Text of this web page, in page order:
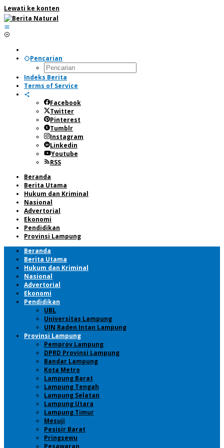
Lewati ke konten
Pencarian
Indeks Berita
Terms of Service
Facebook
Twitter
Pinterest
Tumblr
Instagram
Linkedin
Youtube
RSS
Beranda
Berita Utama
Hukum dan Kriminal
Nasional
Advertorial
Ekonomi
Pendidikan
Provinsi Lampung
Beranda
Berita Utama
Hukum dan Kriminal
Nasional
Advertorial
Ekonomi
Pendidikan
UBL
Universitas Lampung
UIN Raden Intan Lampung
Provinsi Lampung
Pemprov Lampung
DPRD Provinsi Lampung
Bandar Lampung
Kota Metro
Lampung Barat
Lampung Tengah
Lampung Selatan
Lampung Utara
Lampung Timur
Mesuji
Pesisir Barat
Pringsewu
Pesawaran